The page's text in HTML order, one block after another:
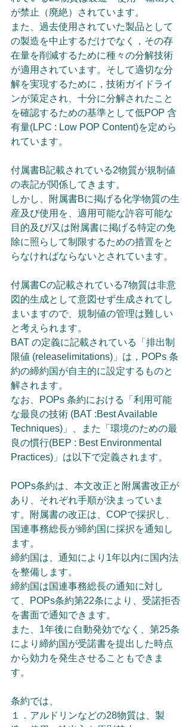
が禁止（廃絶）されています。
また、過去使用されていた製品として
の製造を中止するだけでなく，その存
在量を削減するために種々の分解技術
が適用されています。そして適切な分
解を実現するために，技術ガイドライ
ンが策定され、十分に分解されたこと
を確認するための基準として低POP 含
有量(LPC : Low POP Content)を定めら
れています。
付属書B記載されている2物質が規制値
の表記が関係してきます。
しかし、附属書Bに掲げる化学物質の生
産及び使用を、適用可能な許容可能な
目的及び/又は附属書に掲げる特定の免
除に照らして制限するための措置をと
らなければならないとされています。
付属書Cの記載されている7物質は非意
図的生成として意図せず生成されてし
まいますので、規制値の管理は難しい
と考えられます。
BAT の定義に記載されている「排出制
限値 (releaselimitations)」は，POPs 条
約の締約国が自主的に設定するものと
解されます。
なお、POPs 条約における「利用可能
な最良の技術 (BAT :Best Available
Techniques)」、また「環境のための最
良の慣行(BEP : Best Environmental
Practices)」は以下で定義されます。
POPs条約は、本文改正と附属書改正が
あり、それぞれ手順が決まっていま
す。附属書の改正は、COPで採択し、
国連事務総長が締約国に採択を通知し
ます。
締約国は、通知により1年以内に国内法
を整備します。
締約国は国連事務総長の通知に対し
て、POPs条約第22条により、受諾拒否
を書面で通知できます。
また、1年後に自動発効でなく、第25条
により締約国が受諾書を提出した時点
から効力を発生させることもできま
す。
条約では、
１．アルドリンなどの28物質は、製